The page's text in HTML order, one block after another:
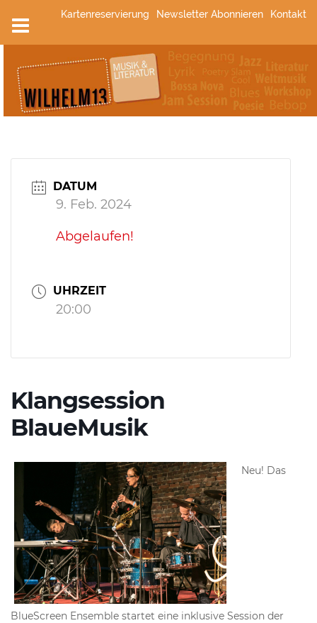
Inhalt
springen
Kartenreservierung Newsletter Abonnieren Kontakt
DATUM
9. Feb. 2024
Abgelaufen!
UHRZEIT
20:00
Klangsession
BlaueMusik
Neu! Das
BlueScreen Ensemble startet eine inklusive Session der